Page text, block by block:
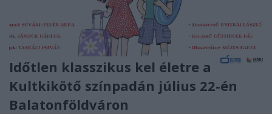
Időtlen klasszikus kel életre a
Kultkikötő színpadán július 22-én
Balatonföldváron